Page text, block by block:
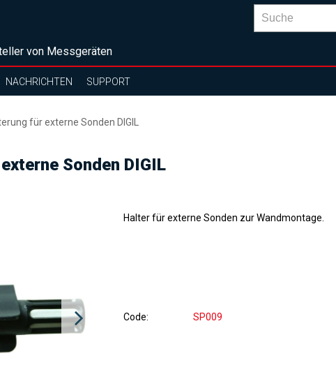
von Messgeräten
NACHRICHTEN SUPPORT
für externe Sonden DIGIL
Sonden DIGIL
Halter für externe Sonden zur Wandmontage.
Code SP009